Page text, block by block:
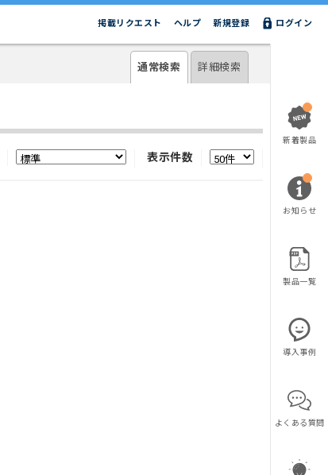
ログイン
新規登録
ヘルプ
掲載リクエスト
通常検索 詳細検索
表示件数
新着製品
お知らせ
製品一覧
導入事例
よくある質問